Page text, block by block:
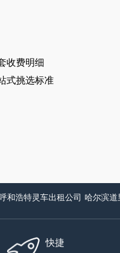
收费明细
式挑选标准
呼和浩特灵车出租公司
哈尔滨
快捷